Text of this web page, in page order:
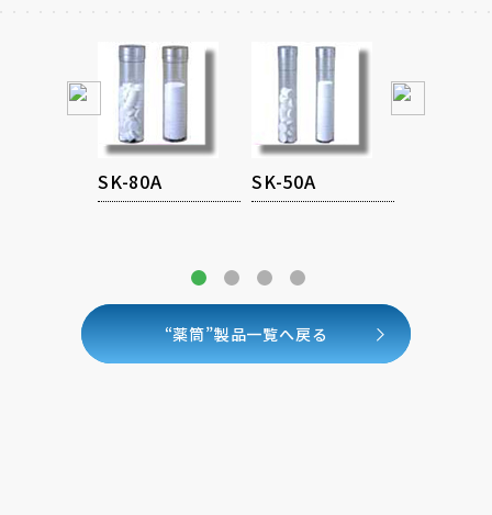
SK-80A SK-50A
“薬筒”製品一覧へ戻る